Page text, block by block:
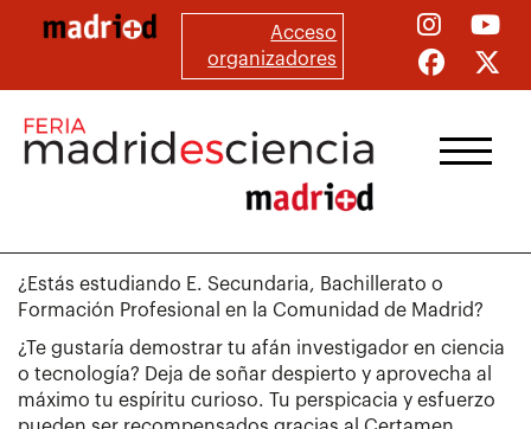
content
Acceso
organizadores
¿Estás estudiando E. Secundaria, Bachillerato o
Formación Profesional en la Comunidad de Madrid?
¿Te gustaría demostrar tu afán investigador en ciencia
o tecnología? Deja de soñar despierto y aprovecha al
máximo tu espíritu curioso. Tu perspicacia y esfuerzo